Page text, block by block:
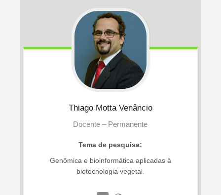
Thiago Motta Venâncio
Docente – Permanente
Tema de pesquisa:
Genômica e bioinformática aplicadas à
biotecnologia vegetal.